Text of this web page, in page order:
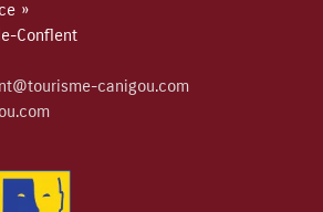
»
Conflent
canigou.com